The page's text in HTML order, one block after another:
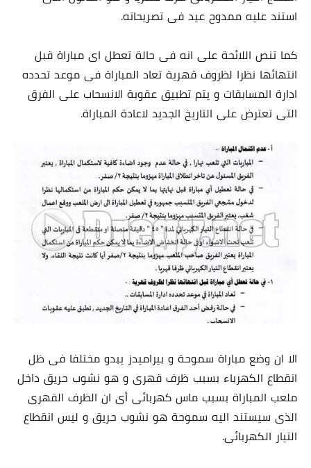
استند عليه ممدوح عيد فى تصريحاته.
كما تنص اللائحة على انه فى حالة تعطل اى مباراة قبل
انتهائها نظرا لظروف قهرية تعاد المباراة فى موعد تحدده
ادارة المسابقات و يتم تطبيق عقوبة الانسحاب على الفرق
التى تعترض على التاريخ الجديد لاعادة المباراة.
الا ان وضع مباراة سموحة و بيراميدز يبدو مختلفا فى ظل
انقطاع الكهرباء بسبب ظرف قهرى و هو نشوب حريق داخل
ملعب المباراة بسبب ماس كهربائى أى ان الظرف القهرى
الذى سيستند اليه سموحة هو نشوب حريق و ليس انقطاع
التيار الكهربائى.